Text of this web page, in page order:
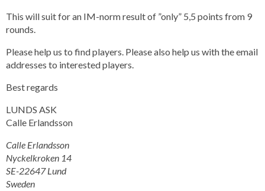
This will suit for an IM-norm result of ”only” 5,5 points from 9
rounds.
Please help us to find players. Please also help us with the email
addresses to interested players.
Best regards
LUNDS ASK
Calle Erlandsson
Calle Erlandsson
Nyckelkroken 14
SE-22647 Lund
Sweden